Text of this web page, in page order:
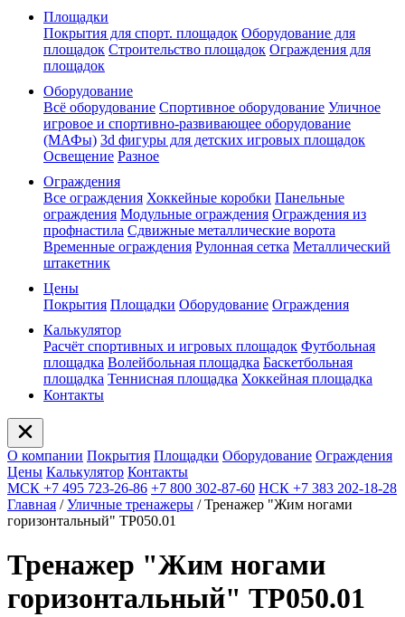
Площадки
Покрытия для спорт. площадок Оборудование для
площадок Строительство площадок Ограждения для
площадок
Оборудование
Всё оборудование Спортивное оборудование Уличное
игровое и спортивно-развивающее оборудование
(МАФы) 3d фигуры для детских игровых площадок
Освещение Разное
Ограждения
Все ограждения Хоккейные коробки Панельные
ограждения Модульные ограждения Ограждения из
профнастила Сдвижные металлические ворота
Временные ограждения Рулонная сетка Металлический
штакетник
Цены
Покрытия Площадки Оборудование Ограждения
Калькулятор
Расчёт спортивных и игровых площадок Футбольная
площадка Волейбольная площадка Баскетбольная
площадка Теннисная площадка Хоккейная площадка
Контакты
О компании Покрытия Площадки Оборудование Ограждения
Цены Калькулятор Контакты
МСК +7 495 723-26-86 +7 800 302-87-60 НСК +7 383 202-18-28
Главная / Уличные тренажеры / Тренажер "Жим ногами
горизонтальный" ТР050.01
Тренажер "Жим ногами
горизонтальный" ТР050.01